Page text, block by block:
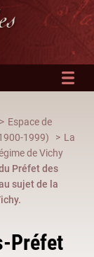
Espace de
1999)
La
de Vichy
Préfet des
sujet de la
Préfet